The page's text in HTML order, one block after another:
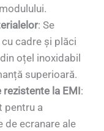
: Se
cadre și plăci
oțel inoxidabil
superioară.
la EMI:
pentru a
ecranare ale